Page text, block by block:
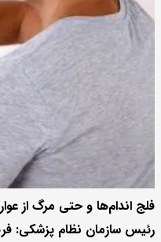
فلج اندام‌ها و حتی مرگ از
رئیس سازمان نظام پزشکی: